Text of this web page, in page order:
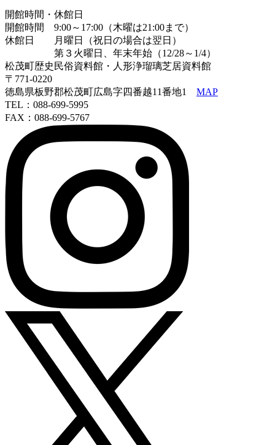
開館時間・休館日
開館時間 9:00～17:00（木曜は21:00まで）
休館日 月曜日（祝日の場合は翌日）
第３火曜日、年末年始（12/28～1/4）
松茂町歴史民俗資料館・人形浄瑠璃芝居資料館
〒771-0220
徳島県板野郡松茂町広島字四番越11番地1 MAP
TEL：088-699-5995
FAX：088-699-5767